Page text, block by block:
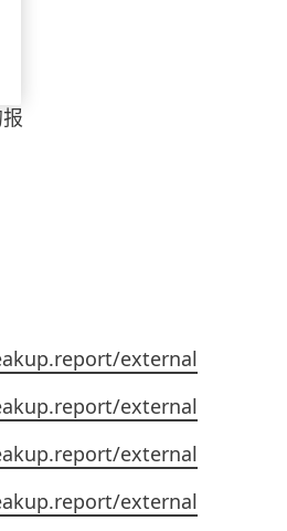
external
external
external
external